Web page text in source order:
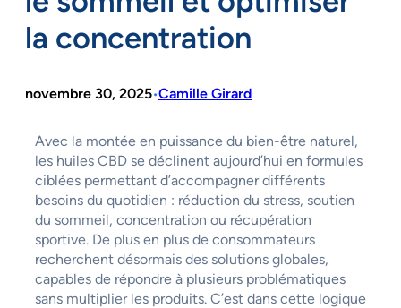
la concentration
novembre 30, 2025•Camille Girard
Avec la montée en puissance du bien-être naturel,
les huiles CBD se déclinent aujourd’hui en formules
ciblées permettant d’accompagner différents
besoins du quotidien : réduction du stress, soutien
du sommeil, concentration ou récupération
sportive. De plus en plus de consommateurs
recherchent désormais des solutions globales,
capables de répondre à plusieurs problématiques
sans multiplier les produits. C’est dans cette logique